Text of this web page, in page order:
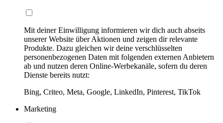
Mit deiner Einwilligung informieren wir dich auch abseits
unserer Website über Aktionen und zeigen dir relevante
Produkte. Dazu gleichen wir deine verschlüsselten
personenbezogenen Daten mit folgenden externen Anbietern
ab und nutzen deren Online-Werbekanäle, sofern du deren
Dienste bereits nutzt:
Bing, Criteo, Meta, Google, LinkedIn, Pinterest, TikTok
Marketing